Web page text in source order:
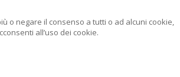
o negare il consenso a tutti o ad alcuni cookie,
all’uso dei cookie.